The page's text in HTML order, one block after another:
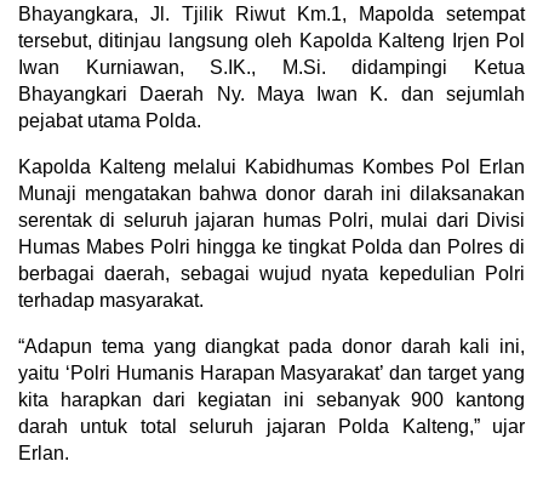
Bhayangkara, Jl. Tjilik Riwut Km.1, Mapolda setempat
tersebut, ditinjau langsung oleh Kapolda Kalteng Irjen Pol
Iwan Kurniawan, S.IK., M.Si. didampingi Ketua
Bhayangkari Daerah Ny. Maya Iwan K. dan sejumlah
pejabat utama Polda.
Kapolda Kalteng melalui Kabidhumas Kombes Pol Erlan
Munaji mengatakan bahwa donor darah ini dilaksanakan
serentak di seluruh jajaran humas Polri, mulai dari Divisi
Humas Mabes Polri hingga ke tingkat Polda dan Polres di
berbagai daerah, sebagai wujud nyata kepedulian Polri
terhadap masyarakat.
“Adapun tema yang diangkat pada donor darah kali ini,
yaitu ‘Polri Humanis Harapan Masyarakat’ dan target yang
kita harapkan dari kegiatan ini sebanyak 900 kantong
darah untuk total seluruh jajaran Polda Kalteng,” ujar
Erlan.